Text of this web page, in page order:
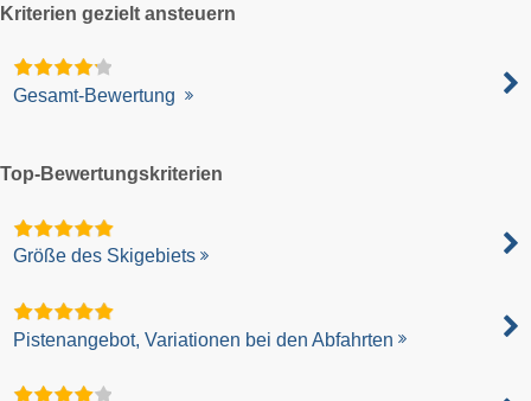
Kriterien gezielt ansteuern
Gesamt-Bewertung
Top-Bewertungskriterien
Größe des Skigebiets
Pistenangebot, Variationen bei den Abfahrten